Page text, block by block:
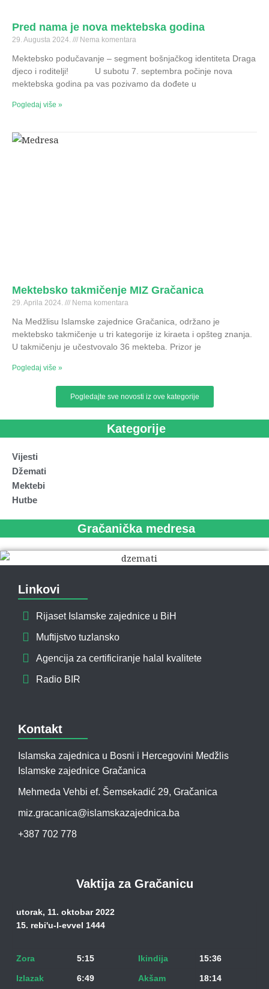
Pred nama je nova mektebska godina
29. Augusta 2024. Nema komentara
Mektebsko podučavanje – segment bošnjačkog identiteta Draga
djeco i roditelji! U subotu 7. septembra počinje nova
mektebska godina pa vas pozivamo da dođete u
Pogledaj više »
Mektebsko takmičenje MIZ Gračanica
29. Aprila 2024. Nema komentara
Na Medžlisu Islamske zajednice Gračanica, održano je
mektebsko takmičenje u tri kategorije iz kiraeta i opšteg znanja.
U takmičenju je učestvovalo 36 mekteba. Prizor je
Pogledaj više »
Pogledajte sve novosti iz ove kategorije
Kategorije
Vijesti
Džemati
Mektebi
Hutbe
Gračanička medresa
Linkovi
Rijaset Islamske zajednice u BiH
Muftijstvo tuzlansko
Agencija za certificiranje halal kvalitete
Radio BIR
Kontakt
Islamska zajednica u Bosni i Hercegovini Medžlis
Islamske zajednice Gračanica
Mehmeda Vehbi ef. Šemsekadić 29, Gračanica
miz.gracanica@islamskazajednica.ba
+387 702 778
Vaktija za Gračanicu
utorak, 11. oktobar 2022
15. rebi'u-l-evvel 1444
Zora 5:15 Ikindija 15:36
Izlazak
6:49 Akšam 18:14